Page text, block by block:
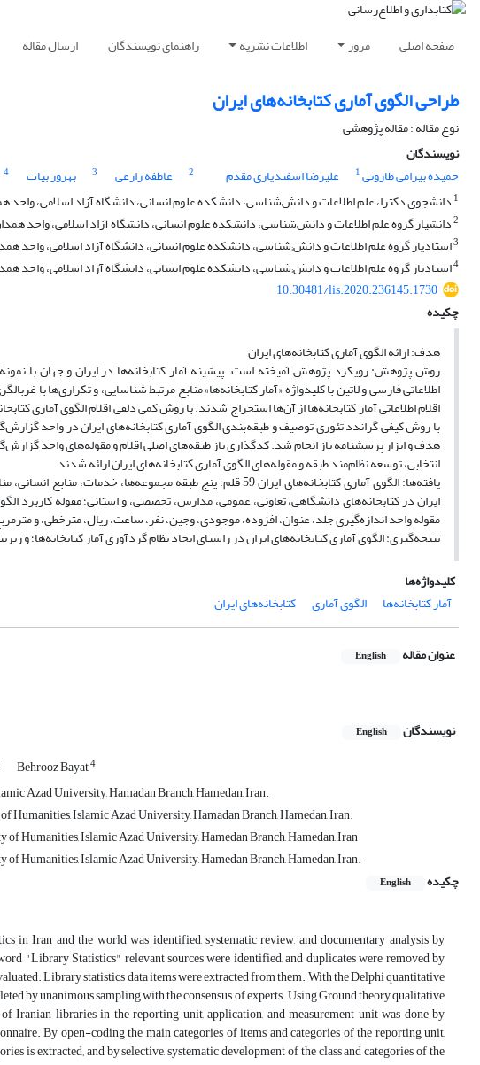
صفحه اصلی مرور اطلاعات نشریه راهنمای نویسندگان ارسال مقاله
طراحی الگوی آماری کتابخانه‌های ایران
نوع مقاله : مقاله پژوهشی
نویسندگان
حمیده بیرامی طارونی1 علیرضا اسفندیاری مقدم 2 عاطفه زارعی 3 بهروز بیات
4
1دانشجوی دکترا، علم اطلاعات و دانش‌شناسی، دانشکده علوم ‌انسانی، دانشگاه آزاد اسلامی، واحد
2دانشیار گروه علم اطلاعات و دانش‌شناسی، دانشکده علوم ‌انسانی، دانشگاه آزاد اسلامی، واحد
3استادیار گروه علم اطلاعات و دانش;شناسی، دانشکده علوم انسانی، دانشگاه آزاد اسلامی، واحد
4استادیار گروه علم اطلاعات و دانش;شناسی، دانشکده علوم انسانی، دانشگاه آزاد اسلامی، واحد
10.30481/lis.2020.236145.1730
چکیده
هدف: ارائه الگوی آماری کتابخانه‌های ایران
روش پژوهش: رویکرد پژوهش آمیخته است. پیشینه آمار کتابخانه‌ها در ایران و جهان با
اقلام اطلاعاتی آمار کتابخانه‌ها از آن‌ها استخراج شدند. با روش کمی دلفی اقلام الگوی آماری
با روش کیفی گراندد تئوری توصیف و طبقه‌بندی الگوی آماری کتابخانه‌های ایران در واحد
هدف و ابزار پرسشنامه باز انجام شد. کدگذاری‌ باز طبقه‌های‌ اصلی اقلام و مقوله‌های واحد
انتخابی، توسعه نظام‌مند طبقه و مقوله‌های الگوی آماری کتابخانه‌های ایران ارائه شدند.
یافته‌ها: الگوی آماری کتابخانه‌های ایران 59 قلم؛ پنج طبقه
ایران در کتابخانه‌های دانشگاهی، تعاونی، عمومی، مدارس، تخصصی، و استانی؛ مقوله کاربرد
مقوله واحد اندازه‌گیری جلد، عنوان، افزوده، موجودی، وجین، نفر، ساعت، ریال، مترخطی، و
نتیجه‌گیری: الگوی آماری کتابخانه‌های ایران در راستای ایجاد نظام گردآوری آمار کتابخانه‌ها؛ و
کلیدواژه‌ها
آمار کتابخانه‌ها
الگوی آماری کتابخانه‌های ایران
عنوان مقاله English
نویسندگان English
Behrooz Bayat4
Azad University, Hamadan Branch, Hamedan, Iran.
Islamic Azad University, Hamadan Branch, Hamedan, Iran.
Humanities, Islamic Azad University, Hamedan Branch, Hamedan, Iran
Humanities, Islamic Azad University, Hamedan Branch, Hamedan, Iran.
چکیده
English
in Iran and the world was identified, systematic review, and documentary analysis by
"Library Statistics" relevant sources were identified, and duplicates were removed by
Library statistics data items were extracted from them. With the Delphi quantitative
by unanimous sampling with the consensus of experts. Using Ground theory qualitative
libraries in the reporting unit, application, and measurement unit was done by
By open-coding the main categories of items and categories of the reporting unit,
is extracted; and by selective, systematic development of the class and categories of the